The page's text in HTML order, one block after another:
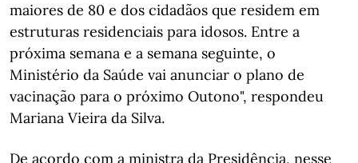
maiores de 80 e dos cidadãos que residem em
estruturas residenciais para idosos. Entre a
próxima semana e a semana seguinte, o
Ministério da Saúde vai anunciar o plano de
vacinação para o próximo Outono", respondeu
Mariana Vieira da Silva.
De acordo com a ministra da Presidência, nesse